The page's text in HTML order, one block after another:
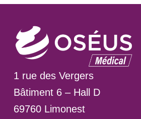
1 rue des Vergers
Bâtiment 6 – Hall D
69760 Limonest